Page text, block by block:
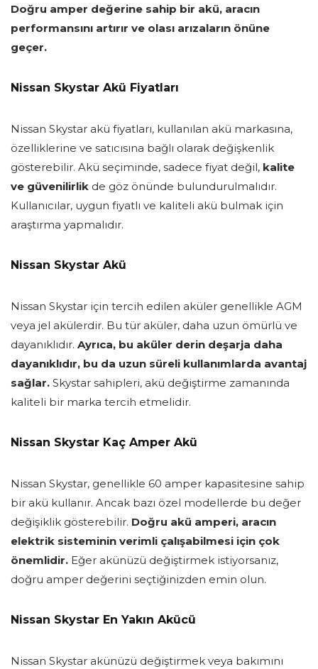
Doğru amper değerine sahip bir akü, aracın
performansını artırır ve olası arızaların önüne
geçer.
Nissan Skystar Akü Fiyatları
Nissan Skystar akü fiyatları, kullanılan akü markasına,
özelliklerine ve satıcısına bağlı olarak değişkenlik
gösterebilir. Akü seçiminde, sadece fiyat değil, kalite
ve güvenilirlik de göz önünde bulundurulmalıdır.
Kullanıcılar, uygun fiyatlı ve kaliteli akü bulmak için
araştırma yapmalıdır.
Nissan Skystar Akü
Nissan Skystar için tercih edilen aküler genellikle AGM
veya jel akülerdir. Bu tür aküler, daha uzun ömürlü ve
dayanıklıdır. Ayrıca, bu aküler derin deşarja daha
dayanıklıdır, bu da uzun süreli kullanımlarda avantaj
sağlar. Skystar sahipleri, akü değiştirme zamanında
kaliteli bir marka tercih etmelidir.
Nissan Skystar Kaç Amper Akü
Nissan Skystar, genellikle 60 amper kapasitesine sahip
bir akü kullanır. Ancak bazı özel modellerde bu değer
değişiklik gösterebilir. Doğru akü amperi, aracın
elektrik sisteminin verimli çalışabilmesi için çok
önemlidir. Eğer akünüzü değiştirmek istiyorsanız,
doğru amper değerini seçtiğinizden emin olun.
Nissan Skystar En Yakın Akücü
Nissan Skystar akünüzü değiştirmek veya bakımını